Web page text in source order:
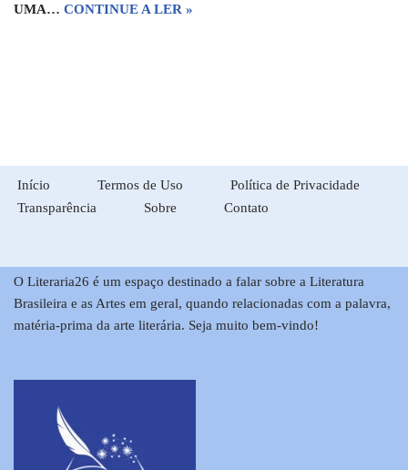
UMA… CONTINUE A LER »
Início Termos de Uso
Política de Privacidade
Transparência
Sobre Contato
O Literaria26 é um espaço destinado a falar sobre a Literatura
Brasileira e as Artes em geral, quando relacionadas com a palavra,
matéria-prima da arte literária. Seja muito bem-vindo!